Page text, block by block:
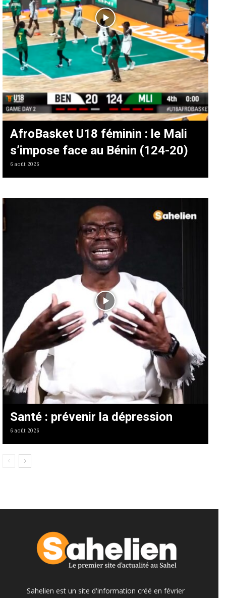
AfroBasket U18 féminin : le Mali
s’impose face au Bénin (124-20)
6 août 2026
Santé : prévenir la dépression
6 août 2026
Sahelien est un site d'information créé en février